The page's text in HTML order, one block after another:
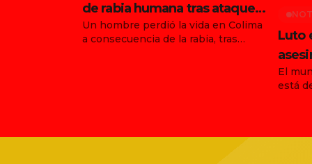
de rabia humana tras ataque
de animal en Tonila
Un hombre perdió la vida en Colima
a consecuencia de la rabia, tras
informara la muerte de una joven en
Luto
El
está